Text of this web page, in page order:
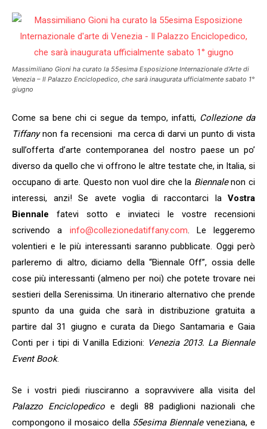
Massimiliano Gioni ha curato la 55esima Esposizione Internazionale d’Arte di
Venezia – Il Palazzo Enciclopedico, che sarà inaugurata ufficialmente sabato 1°
giugno
Come sa bene chi ci segue da tempo, infatti, Collezione da
Tiffanynon fa recensioni ma cerca di darvi un punto di vista
sull’offerta d’arte contemporanea del nostro paese un po’
diverso da quello che vi offrono le altre testate che, in Italia, si
occupano di arte. Questo non vuol dire che la Biennalenon ci
interessi, anzi! Se avete voglia di raccontarci la Vostra
Biennale fatevi sotto e inviateci le vostre recensioni
scrivendo a info@collezionedatiffany.com. Le leggeremo
volentieri e le più interessanti saranno pubblicate. Oggi però
parleremo di altro, diciamo della “Biennale Off”, ossia delle
cose più interessanti (almeno per noi) che potete trovare nei
sestieri della Serenissima. Un itinerario alternativo che prende
spunto da una guida che sarà in distribuzione gratuita a
partire dal 31 giugno e curata da Diego Santamaria e Gaia
Conti per i tipi di Vanilla Edizioni: Venezia 2013. La Biennale
Event Book.
Se i vostri piedi riusciranno a sopravvivere alla visita del
Palazzo Enciclopedico e degli 88 padiglioni nazionali che
compongono il mosaico della 55esima Biennaleveneziana, e